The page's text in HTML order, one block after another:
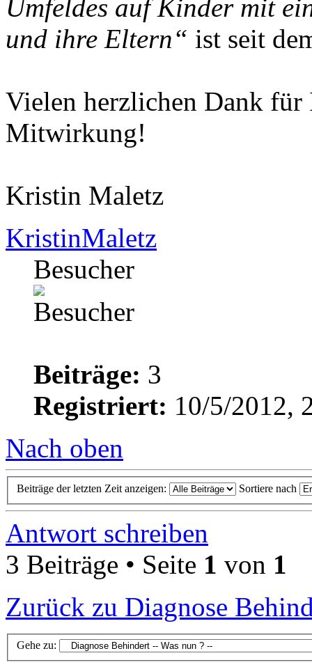
Umfeldes auf Kinder mit
und ihre Eltern“ ist seit
Vielen herzlichen Dank
Mitwirkung!
Kristin Maletz
KristinMaletz
Besucher
Beiträge: 3
Registriert: 10/5/2012,
Nach oben
Beiträge der letzten Zeit anzeigen: Sortiere nach
Antwort schreiben
3 Beiträge • Seite 1 von 1
Zurück zu Diagnose
Gehe zu: